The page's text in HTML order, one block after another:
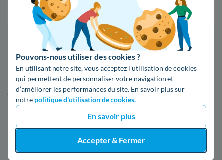
Pouvons-nous utiliser des cookies ?
En utilisant notre site, vous acceptez l’utilisation de cookies
qui permettent de personnaliser votre navigation et
d’améliorer les performances du site. En savoir plus sur
notre politique d'utilisation de cookies.
En savoir plus
Accepter & Fermer
Comparer les offres
5. Tout ce qu'il faut connaître d'Enedis
à Anglet
Vous pouvez en apprendre davantage sur Enedis,
notamment où trouver une agence et comment faire une
réclamation, dans les paragraphes suivants.
L'agence Enedis à Anglet